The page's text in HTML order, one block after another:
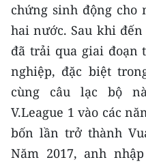
chứng sinh động cho
hai nước. Sau khi
đã trải qua giai đoạn
nghiệp, đặc biệt
cùng câu lạc bộ
V.League 1 vào các
bốn lần trở thành
Năm 2017, anh